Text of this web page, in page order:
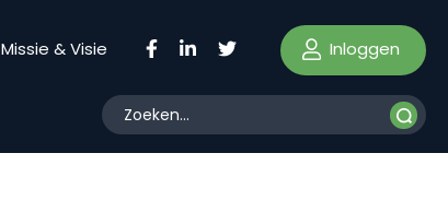
Missie & Visie Inloggen